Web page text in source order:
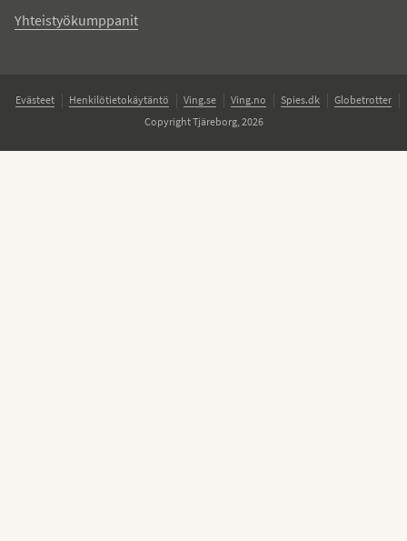
Yhteistyökumppanit
Evästeet Henkilötietokäytäntö Ving.se Ving.no Spies.dk
Globetrotter
Copyright Tjäreborg, 2026